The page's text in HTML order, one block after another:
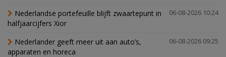
06-08-2026 10:24
Nederlandse portefeuille blijft zwaartepunt in
halfjaarcijfers Xior
06-08-2026 09:25
Nederlander geeft meer uit aan auto’s,
apparaten en horeca